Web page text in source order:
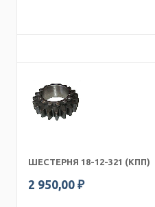
ШЕСТЕРНЯ 18-12-321 (КПП)
2 950,00 ₽